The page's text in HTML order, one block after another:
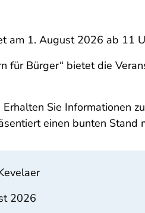
am 1. August 2026 ab 11
für Bürger“ bietet die
Sie Informationen
einen bunten
2026